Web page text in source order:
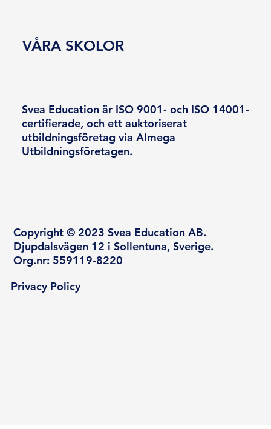
Svea Education är ISO 9001- och ISO 14001-
certifierade, och ett auktoriserat
utbildningsföretag via Almega
Utbildningsföretagen.
Copyright © 2023 Svea Education AB.
Djupdalsvägen 12 i Sollentuna, Sverige.
Org.nr: 559119-8220
VÅRA SKOLOR
Privacy Policy